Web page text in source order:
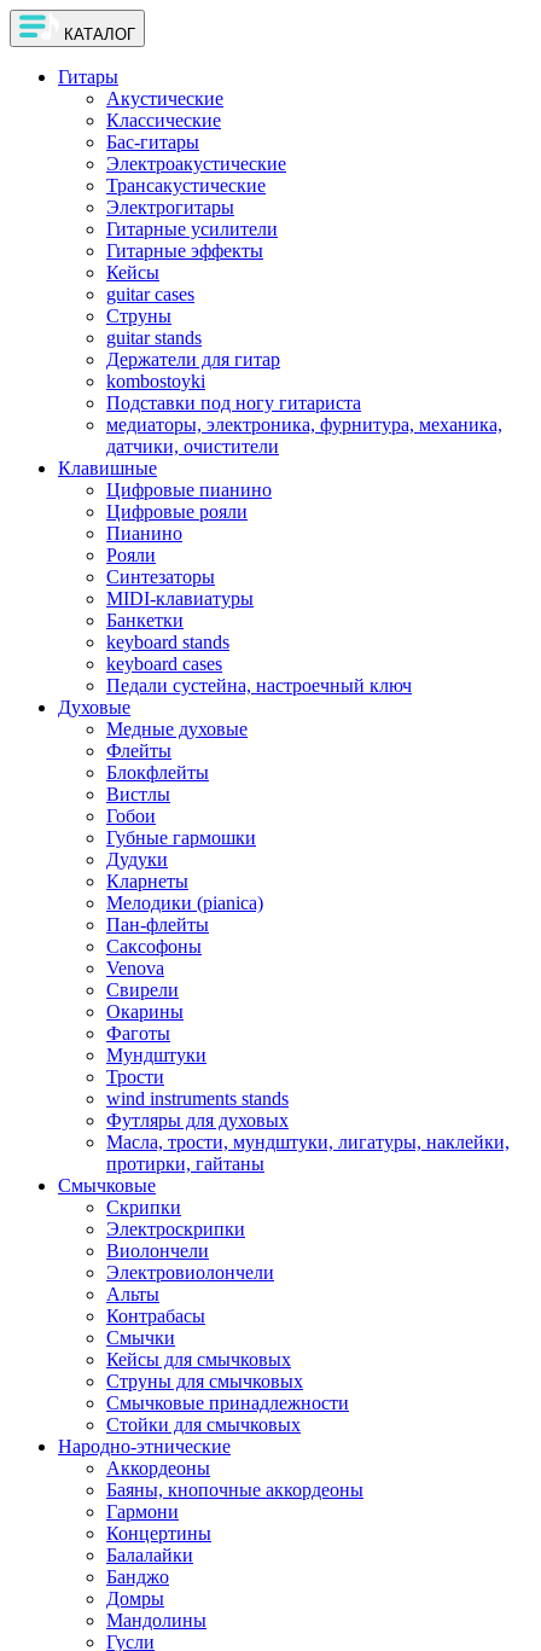
КАТАЛОГ
Гитары
Акустические
Классические
Бас-гитары
Электроакустические
Трансакустические
Электрогитары
Гитарные усилители
Гитарные эффекты
Кейсы
guitar cases
Струны
guitar stands
Держатели для гитар
kombostoyki
Подставки под ногу гитариста
медиаторы, электроника, фурнитура, механика,
датчики, очистители
Клавишные
Цифровые пианино
Цифровые рояли
Пианино
Рояли
Синтезаторы
MIDI-клавиатуры
Банкетки
keyboard stands
keyboard cases
Педали сустейна, настроечный ключ
Духовые
Медные духовые
Флейты
Блокфлейты
Вистлы
Гобои
Губные гармошки
Дудуки
Кларнеты
Мелодики (pianica)
Пан-флейты
Саксофоны
Venova
Свирели
Окарины
Фаготы
Мундштуки
Трости
wind instruments stands
Футляры для духовых
Масла, трости, мундштуки, лигатуры, наклейки,
протирки, гайтаны
Смычковые
Скрипки
Электроскрипки
Виолончели
Электровиолончели
Альты
Контрабасы
Смычки
Кейсы для смычковых
Струны для смычковых
Смычковые принадлежности
Стойки для смычковых
Народно-этнические
Аккордеоны
Баяны, кнопочные аккордеоны
Гармони
Концертины
Балалайки
Банджо
Домры
Мандолины
Гусли